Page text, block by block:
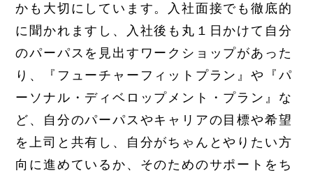
かも大切にしています。入社面接でも徹底的
に聞かれますし、入社後も丸１日かけて自分
のパーパスを見出すワークショップがあった
り、『フューチャーフィットプラン』や『パ
ーソナル・ディベロップメント・プラン』な
ど、自分のパーパスやキャリアの目標や希望
を上司と共有し、自分がちゃんとやりたい方
向に進めているか、そのためのサポートをち